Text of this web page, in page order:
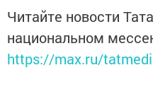
Читайте новости
национальном
https://max.ru/